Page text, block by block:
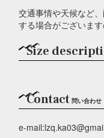
交通事情や天候など
する場合がございます
Size
Contact 問い合わせ
e-